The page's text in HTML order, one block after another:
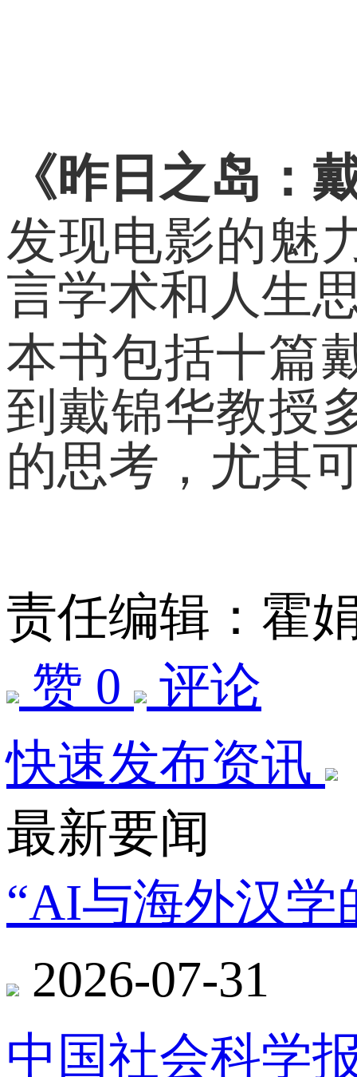
《昨日之岛：
发现电影的魅
言学术和人生
本书包括十篇
到戴锦华教授
的思考，尤其
责任编辑：霍
赞 0
评论
快速发布资讯
最新要闻
“AI与海外汉学
2026-07-31
中国社会科学